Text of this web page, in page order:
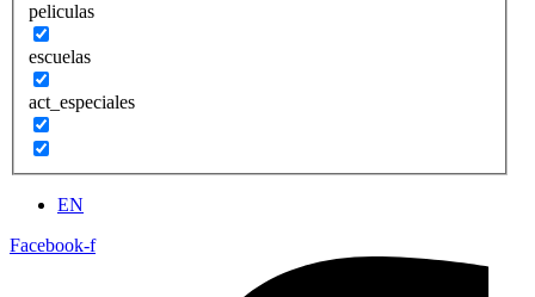
peliculas
escuelas
act_especiales
EN
Facebook-f